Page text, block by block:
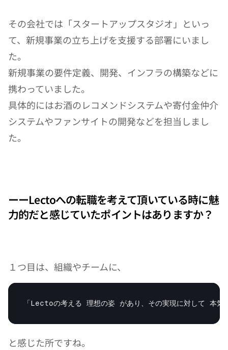
その会社では「スタートアップスタジオ」といっ
て、新規事業の立ち上げを支援する部署にいまし
た。
新規事業の要件定義、開発、インフラの構築などに
携わっていました。
具体的にはお酒のレコメンドシステムや寄付金仲介
システムやファンサイトの開発などを担当しまし
た。
ーーLectoへの転職を考えて頂いている時に魅
力的だと感じていたポイントはありますか？
１つ目は、組織やチームに、
「Lectoの考える 理想の姿 があり、その実現に対して 本気
と感じた所ですね。